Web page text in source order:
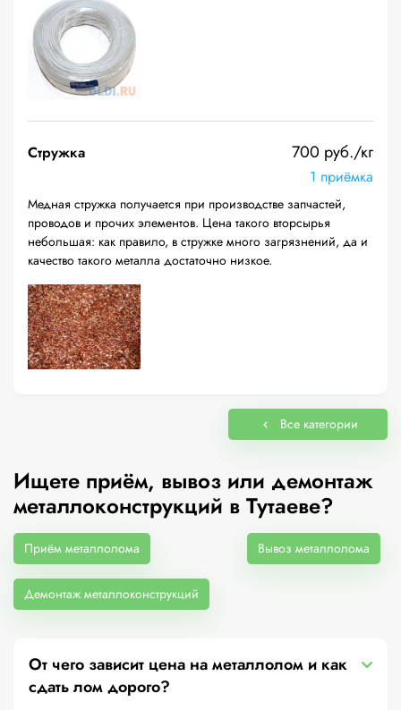
Стружка 700 руб./кг
1 приёмка
Медная стружка получается при производстве запчастей,
проводов и прочих элементов. Цена такого вторсырья
небольшая: как правило, в стружке много загрязнений, да и
качество такого металла достаточно низкое.
Все категории
Ищете приём, вывоз или демонтаж
металлоконструкций в Тутаеве?
Приём металлолома Вывоз металлолома
Демонтаж металлоконструкций
От чего зависит цена на металлолом и как
сдать лом дорого?